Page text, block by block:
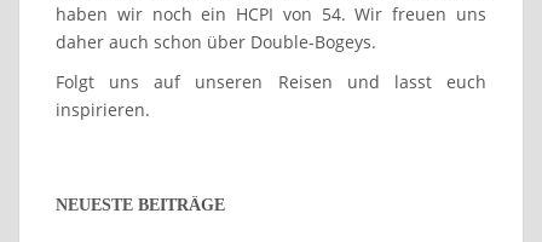
haben wir noch ein HCPI von 54. Wir freuen uns
daher auch schon über Double-Bogeys.
Folgt uns auf unseren Reisen und lasst euch
inspirieren.
NEUESTE BEITRÄGE